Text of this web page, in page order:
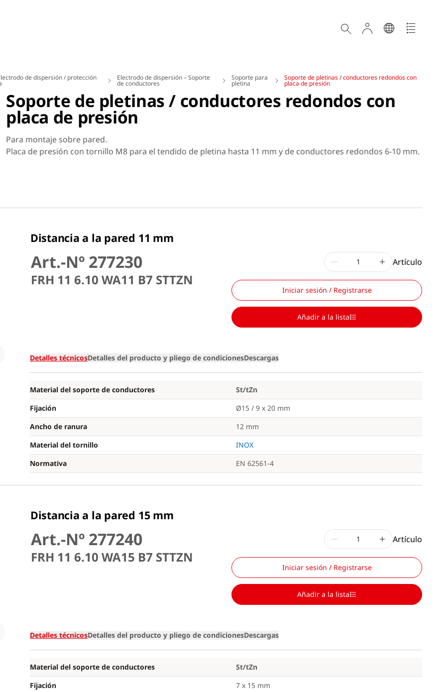
de dispersión / protección Electrodo de dispersión – Soporte
de conductores
Soporte para
pletina
Soporte de pletinas / conductores redondos con
placa de presión
Soporte de pletinas / conductores redondos con
placa de presión
Para montaje sobre pared.
Placa de presión con tornillo M8 para el tendido de pletina hasta 11 mm y de conductores redondos 6-10 mm.
Distancia a la pared 11 mm
Art.-Nº 277230
FRH 11 6.10 WA11 B7 STTZN
Loading
Artículo
Iniciar sesión / Registrarse
Añadir a la lista
Detalles técnicosDetalles del producto y pliego de condicionesDescargas
Material del soporte de conductores
St/tZn
Fijación
Ø15 / 9 x 20 mm
Ancho de ranura
12 mm
Material del tornillo
INOX
Normativa
EN 62561-4
Distancia a la pared 15 mm
Art.-Nº 277240
FRH 11 6.10 WA15 B7 STTZN
Loading
Artículo
Iniciar sesión / Registrarse
Añadir a la lista
Detalles técnicosDetalles del producto y pliego de condicionesDescargas
Material del soporte de conductores
St/tZn
Fijación
7 x 15 mm